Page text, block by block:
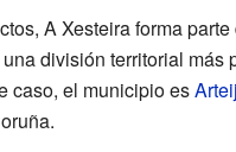
A Xesteira forma
división territorial más
caso, el municipio es